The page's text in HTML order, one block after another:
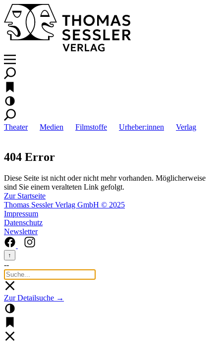
Theater Medien Filmstoffe Urheber:innen Verlag
404 Error
Diese Seite ist nicht oder nicht mehr vorhanden. Möglicherweise
sind Sie einem veralteten Link gefolgt.
Zur Startseite
Thomas Sessler Verlag GmbH © 2025
Impressum
Datenschutz
Newsletter
↑
--
Zur Detailsuche →